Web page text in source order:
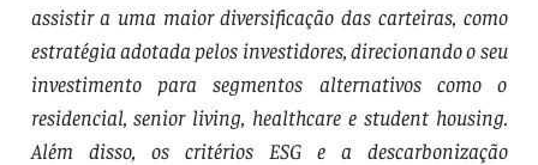
assistir a uma maior diversificação das carteiras, como
estratégia adotada pelos investidores, direcionando o seu
investimento para segmentos alternativos como o
residencial, senior living, healthcare e student housing.
Além disso, os critérios ESG e a descarbonização